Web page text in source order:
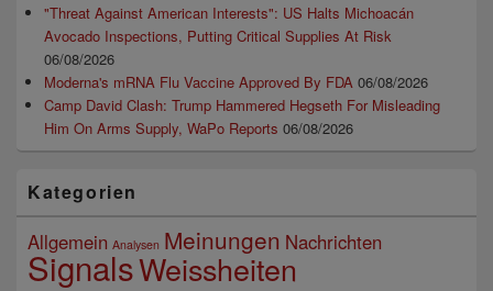
"Threat Against American Interests": US Halts Michoacán
Avocado Inspections, Putting Critical Supplies At Risk
06/08/2026
Moderna's mRNA Flu Vaccine Approved By FDA 06/08/2026
Camp David Clash: Trump Hammered Hegseth For Misleading
Him On Arms Supply, WaPo Reports 06/08/2026
Kategorien
Allgemein Analysen Meinungen Nachrichten
SignalsWeissheiten